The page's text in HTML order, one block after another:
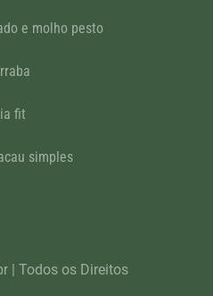
e molho pesto
fit
simples
| Todos os Direitos